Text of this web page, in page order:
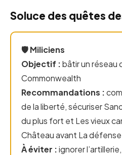
Soluce des quêtes
🛡️ Miliciens
Objectif :bâtir un réseau
Commonwealth
Recommandations :
de la liberté, sécuriser
du plus fort et Les vieux
Château avant La
À éviter :ignorer